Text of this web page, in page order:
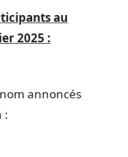
au
2025 :
annoncés
: